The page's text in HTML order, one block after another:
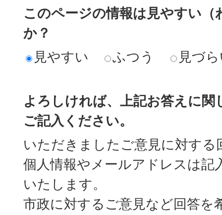
このページの情報は見やすい
か？
見やすい
ふつう 見づ
よろしければ、上記お答えに関
ご記入ください。
いただきましたご意見に対する
個人情報やメールアドレスは記
いたします。
市政に対するご意見など回答を